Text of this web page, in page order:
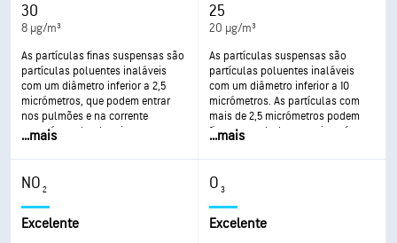
30
8 µg/m³
As partículas finas suspensas são
partículas poluentes inaláveis
com um diâmetro inferior a 2,5
micrómetros, que podem entrar
nos pulmões e na corrente
sanguínea, dando origem a
impacto mais agravado é nos
pulmões e no coração. A
exposição pode resultar em tosse
ou dificuldade em respirar, asma
agravada e desenvolvimento de
...mais
25
20 µg/m³
As partículas suspensas são
partículas poluentes inaláveis
com um diâmetro inferior a 10
micrómetros. As partículas com
mais de 2,5 micrómetros podem
ficar acumuladas nas vias aéreas,
exposição pode causar irritações
nos olhos e na garganta, tosse ou
dificuldades de respiração e asma
agravado. Uma exposição mais
frequente e excessiva pode levar a
...mais
NO2
Excelente
O3
Excelente